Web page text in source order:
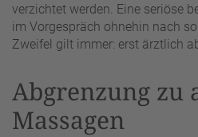
verzichtet werden. Eine seriöse
im Vorgespräch ohnehin nach
Zweifel gilt immer: erst ärztlich
Abgrenzung zu
Massagen